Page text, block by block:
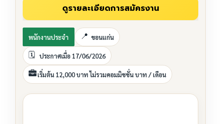
พนักงานประจำ ขอนแก่น
ประกาศเมื่อ 17/06/2026
เริ่มต้น 12,000 บาท ไม่รวมคอมมิชชั่น บาท / เดือน